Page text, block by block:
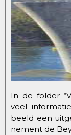
In de folder
veel
beeld een
nement de